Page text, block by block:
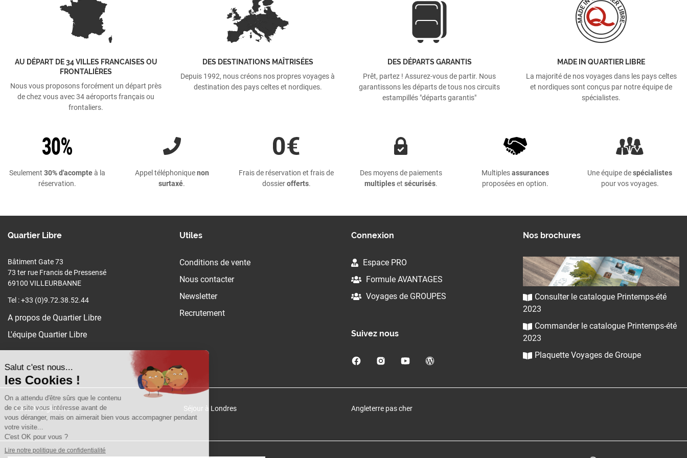
AU DÉPART DE 34 VILLES FRANCAISES OU
FRONTALIÈRES
Nous vous proposons forcément un départ près
de chez vous avec 34 aéroports français ou
frontaliers.
DES DESTINATIONS MAÎTRISÉES
Depuis 1992, nous créons nos propres voyages à
destination des pays celtes et nordiques.
DES DÉPARTS GARANTIS
Prêt, partez ! Assurez-vous de partir. Nous
garantissons les départs de tous nos circuits
estampillés "départs garantis"
MADE IN QUARTIER LIBRE
La majorité de nos voyages dans les pays celtes
et nordiques sont conçus par notre équipe de
spécialistes.
Seulement 30% d'acompteà la
réservation.
Appel téléphoniquenon
surtaxé.
Frais de réservation et frais de
dossierofferts.
Des moyens de paiements
multipleset sécurisés.
Multiplesassurances
proposées en option.
Une équipe despécialistes
pour vos voyages.
Quartier Libre
Bâtiment Gate 73
73 ter rue Francis de Pressensé
69100 VILLEURBANNE
Tel : +33 (0)9.72.38.52.44
A propos de Quartier Libre
L'équipe Quartier Libre
Utiles
Conditions de vente
Nous contacter
Newsletter
Recrutement
Connexion
Espace PRO
Formule AVANTAGES
Voyages de GROUPES
Suivez nous
Nos brochures
Consulter le catalogue Printemps-été
2023
Commander le catalogue Printemps-été
2023
Plaquette Voyages de Groupe
Circuit Angleterre Séjour à Londres Angleterre pas cher